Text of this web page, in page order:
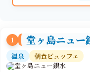
1 堂ヶ島ニュー
温泉 朝食ビュッフェ